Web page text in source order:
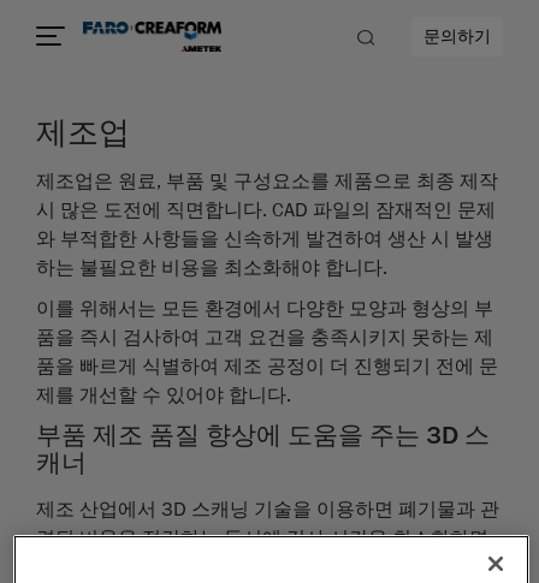
문의하기
제조업
제조업은 원료, 부품 및 구성요소를 제품으로 최종 제작
시 많은 도전에 직면합니다. CAD 파일의 잠재적인 문제
와 부적합한 사항들을 신속하게 발견하여 생산 시 발생
하는 불필요한 비용을 최소화해야 합니다.
이를 위해서는 모든 환경에서 다양한 모양과 형상의 부
품을 즉시 검사하여 고객 요건을 충족시키지 못하는 제
품을 빠르게 식별하여 제조 공정이 더 진행되기 전에 문
제를 개선할 수 있어야 합니다.
부품 제조 품질 향상에 도움을 주는 3D 스
캐너
제조 산업에서 3D 스캐닝 기술을 이용하면 폐기물과 관
련된 비용을 절감하는 동시에 검사 시간을 최소화하면
서 향상된 품질의 부품을 생산할 수 있습니다. 계측 실험